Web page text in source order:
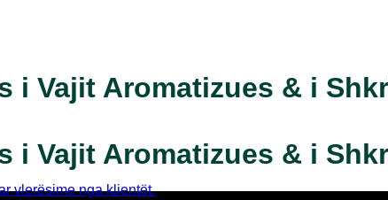
i Vajit Aromatizues & i
i Vajit Aromatizues & i
vlerësime nga klientët.